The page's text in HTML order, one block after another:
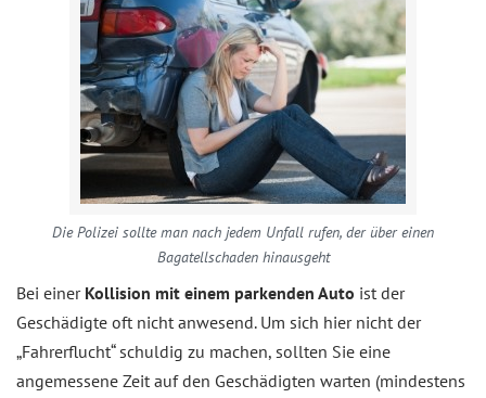
Die Polizei sollte man nach jedem Unfall rufen, der über einen
Bagatellschaden hinausgeht
Bei einer Kollision mit einem parkenden Auto ist der
Geschädigte oft nicht anwesend. Um sich hier nicht der
„Fahrerflucht“ schuldig zu machen, sollten Sie eine
angemessene Zeit auf den Geschädigten warten (mindestens